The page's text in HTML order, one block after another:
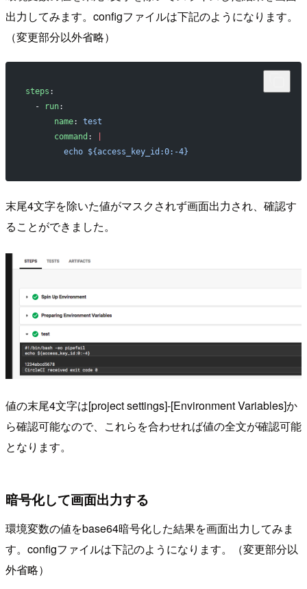
出力してみます。configファイルは下記のようになります。
（変更部分以外省略）
steps :
  -
run:
      name
: test
      command
:
        echo ${access_key_id:0:-4}
末尾4文字を除いた値がマスクされず画面出力され、確認す
ることができました。
値の末尾4文字は[project settings]-[Environment Variables]か
ら確認可能なので、これらを合わせれば値の全文が確認可能
となります。
暗号化して画面出力する
環境変数の値をbase64暗号化した結果を画面出力してみま
す。configファイルは下記のようになります。（変更部分以
外省略）